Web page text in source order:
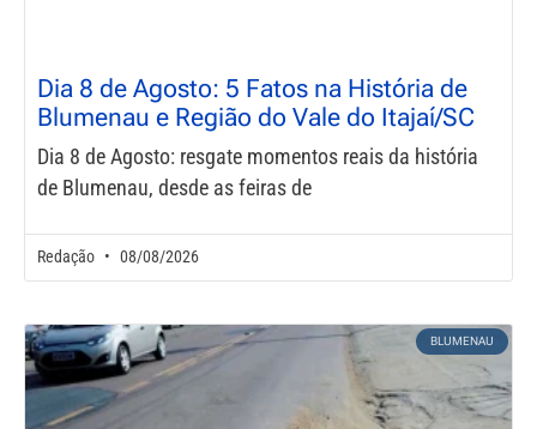
Dia 8 de Agosto: 5 Fatos na História de
Blumenau e Região do Vale do Itajaí/SC
Dia 8 de Agosto: resgate momentos reais da história
de Blumenau, desde as feiras de
Redação 08/08/2026
BLUMENAU